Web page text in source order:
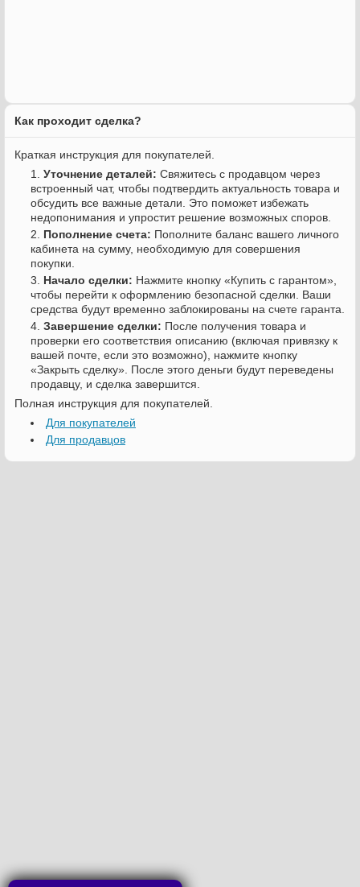
Как проходит сделка?
Краткая инструкция для покупателей.
Уточнение деталей: Свяжитесь с продавцом через
встроенный чат, чтобы подтвердить актуальность товара и
обсудить все важные детали. Это поможет избежать
недопонимания и упростит решение возможных споров.
Пополнение счета: Пополните баланс вашего личного
кабинета на сумму, необходимую для совершения
покупки.
Начало сделки: Нажмите кнопку «Купить с гарантом»,
чтобы перейти к оформлению безопасной сделки. Ваши
средства будут временно заблокированы на счете гаранта.
Завершение сделки: После получения товара и
проверки его соответствия описанию (включая привязку к
вашей почте, если это возможно), нажмите кнопку
«Закрыть сделку». После этого деньги будут переведены
продавцу, и сделка завершится.
Полная инструкция для покупателей.
Для покупателей
Для продавцов